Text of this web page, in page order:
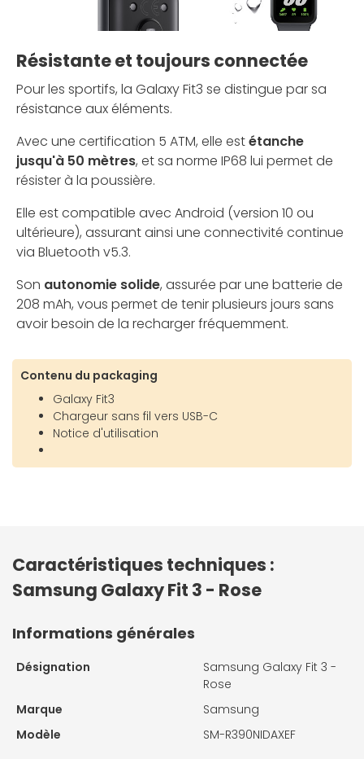
Résistante et toujours connectée
Pour les sportifs, la Galaxy Fit3 se distingue par sa
résistance aux éléments.
Avec une certification 5 ATM, elle estétanche
jusqu'à 50 mètres, et sa norme IP68 lui permet de
résister à la poussière.
Elle est compatible avec Android (version 10 ou
ultérieure), assurant ainsi une connectivité continue
via Bluetooth v5.3.
Son autonomie solide, assurée par une batterie de
208 mAh, vous permet de tenir plusieurs jours sans
avoir besoin de la recharger fréquemment.
Contenu du packaging
Galaxy Fit3
Chargeur sans fil vers USB-C
Notice d'utilisation
Caractéristiques techniques :
Samsung Galaxy Fit 3 - Rose
Informations générales
Désignation
Samsung Galaxy Fit 3 -
Rose
Marque
Samsung
Modèle
SM-R390NIDAXEF